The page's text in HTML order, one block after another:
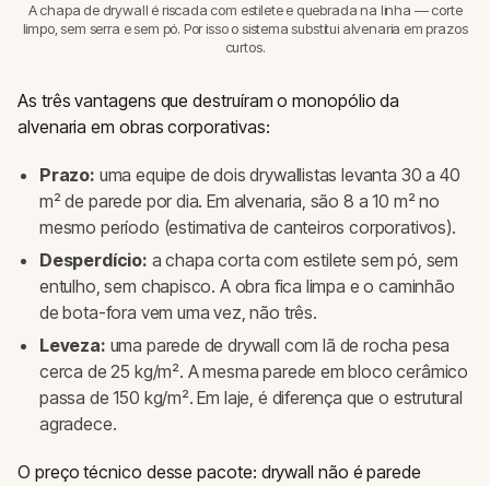
A chapa de drywall é riscada com estilete e quebrada na linha — corte
limpo, sem serra e sem pó. Por isso o sistema substitui alvenaria em prazos
curtos.
As três vantagens que destruíram o monopólio da
alvenaria em obras corporativas:
Prazo: uma equipe de dois drywallistas levanta 30 a 40
m² de parede por dia. Em alvenaria, são 8 a 10 m² no
mesmo período (estimativa de canteiros corporativos).
Desperdício: a chapa corta com estilete sem pó, sem
entulho, sem chapisco. A obra fica limpa e o caminhão
de bota-fora vem uma vez, não três.
Leveza: uma parede de drywall com lã de rocha pesa
cerca de 25 kg/m². A mesma parede em bloco cerâmico
passa de 150 kg/m². Em laje, é diferença que o estrutural
agradece.
O preço técnico desse pacote: drywall não é parede